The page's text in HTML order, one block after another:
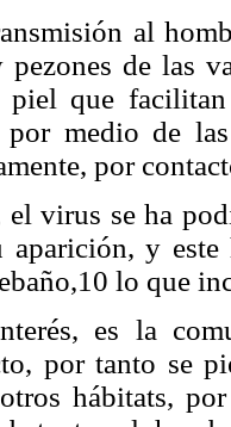
al
pezones de las
piel que
medio de
por
virus se ha
aparición, y
lo que
es la
por tanto se
hábitats,